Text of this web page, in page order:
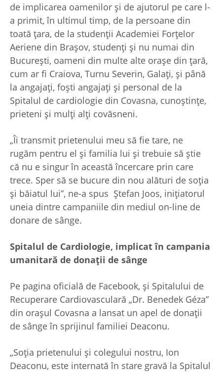
de implicarea oamenilor și de ajutorul pe care l-
a primit, în ultimul timp, de la persoane din
toată țara, de la studenții Academiei Forțelor
Aeriene din Brașov, studenți și nu numai din
București, oameni din multe alte orașe din țară,
cum ar fi Craiova, Turnu Severin, Galați, și până
la angajați, foști angajați și personal de la
Spitalul de cardiologie din Covasna, cunoștințe,
prieteni și mulți alți covăsneni.
„Îi transmit prietenului meu să fie tare, ne
rugăm pentru el și familia lui și trebuie să știe
că nu e singur în această încercare prin care
trece. Sper să se bucure din nou alături de soția
și băiatul lui”, ne-a spus Ștefan Joos, inițiatorul
uneia dintre campaniile din mediul on-line de
donare de sânge.
Spitalul de Cardiologie, implicat în campania
umanitară de donații de sânge
Pe pagina oficială de Facebook, și Spitalului de
Recuperare Cardiovasculară „Dr. Benedek Géza”
din orașul Covasna a lansat un apel de donații
de sânge în sprijinul familiei Deaconu.
„Soția prietenului și colegului nostru, Ion
Deaconu, este internată în stare gravă la Spitalul